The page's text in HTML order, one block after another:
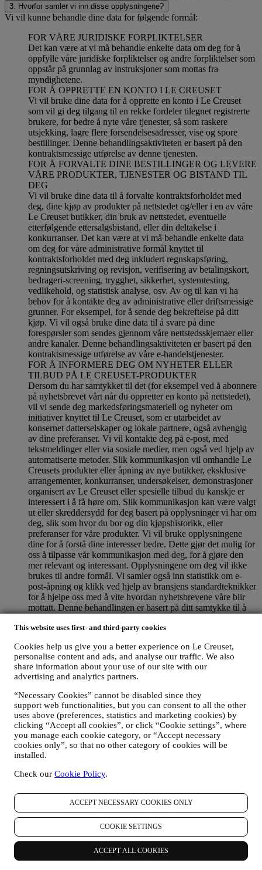
This website uses first- and third-party cookies
Cookies help us give you a better experience on Le Creuset,
personalise content and ads, and analyse our traffic. We also
share information about your use of our site with our
advertising and analytics partners.
“Necessary Cookies” cannot be disabled since they
support web functionalities, but you can consent to all the other
uses above (preferences, statistics and marketing cookies) by
clicking “Accept all cookies”, or click “Cookie settings”, where
you manage each cookie category, or “Accept necessary
cookies only”, so that no other category of cookies will be
installed.
Check our Cookie Policy.
ACCEPT NECESSARY COOKIES ONLY
COOKIE SETTINGS
ACCEPT ALL COOKIES
3. Hvorfor samler vi inn disse opplysningene?
Vi vil kunne behandle dine data for følgende formål:
FOR VÅRE JURIDISKE FORPLIKTELSER
Det kan være at vi må behandle enkelte data om deg for å
oppfylle våre juridiske forpliktelser og andre forpliktelser som
oppstår på grunnlag av instruksjoner som mottas fra
myndighetene.
FOR Å OPPRETTE EN KONTO I LE CREUSET
Vi vil bruke dine data for å opprette en konto i Le Creuset
som vil gi deg tilgang til en rekke fordeler tilegnet registrerte
brukere, for bedre å nyte våre tjenester, så som raskere
utsjekking, lagre flere forsendelsesadresser, vise og spore
bestillinger. Denne behandlingsaktiviteten er basert på den
kontraktsmessige utførelse av denne tjenesten.
FOR Å FORVALTE DINE BESTILLINGER OG LEVERE
VÅRE PRODUKTER, TJENESTER OG BISTAND TIL
DEG
Vi vil bruke dine data til å forvalte kontraktsforholdet med
deg, dine kjøp av produkter på nettstedet og/eller i en av våre
Le Creuset butikker, din bruk av nettstedet, eventuelle
etterfølgende ettersalgsbistand, eller din deltakelse i
konkurranser. Det kan være at vi må behandle enkelte data
om deg for våre administrative formål knyttet til
kontraktsforholdet med deg inkludert regnskapsføring,
regningsutskriving og revisjon, verifisering av betalingskort,
bedrageri-screening, trygghet, sikkerhet, systemtesting,
vedlikehold, og statistisk analyse, osv. Av og til kan vi ha
behov for å kontakte deg av administrative eller driftsmessige
grunner. For eksempel, for å sende deg bekreftelse på ditt
kjøp. Vi vil også bruke dine data til å svare på dine
forespørsler som sendes gjennom våre nettstedsskjemaer eller
andre kanaler. Denne behandlingsaktiviteten er basert på den
kontraktsmessige utførelse av våre e-handelstjenester.
FOR Å INFORMERE DEG OM NYHETER ELLER
TILBUD PÅ LE CREUSET-PRODUKTER
Dersom du har samtykket til det (for eksempel ved å abonnere
på nyhetsbrevet vårt når du oppretter en konto på nettstedet),
vil vi sende deg markedsføringsmateriell og nyheter om
initiativer knyttet til Le Creuset, som er utarbeidet av
konsernet datterselskaper og lokale partnere, også avhengig
av dine preferanser. Vi vil kontakte deg på e-post, med
tekstmeldinger eller via sosiale medier, men også ved hjelp av
automatiserte metoder. Slik kommunikasjon vil omhandle Le
Creusets produkter eller åpning av nye butikker, eksklusive
arrangementer, konkurranser, undersøkelser, demonstrasjoner
organisert av Le Creuset eller spesielle tilbud du kanskje er
interessert i å få høre om. Slik kommunikasjon kan være valgt
ut eller skreddersydd for deg basert på opplysninger vi har om
deg, slik som hvor du bor og din kjøpshistorikk, eller
preferanser for våre produkter. Vi vil bruke opplysningene
dine for å forstå dine interesser bedre. Dette gjør det mulig for
oss å tilpasse vår kommunikasjon med deg, for å gjøre den
mer relevant og interessant. Opplysningene om deg vil ikke
brukes til andre formål. Vi samler også inn statistikk om e-
post-åpning og klikk ved hjelp av bransjens standardteknikker
for å hjelpe oss med å vite hvordan nyhetsbrevene våre blir
mottatt. Denne behandlingen er basert på ditt samtykke til å
velger selv hvilke personlige opplysninger som samles inn,
kan når som helst slutte å motta oppdateringer fra oss, gratis,
ved å klikke på avmeldingsknappen nederst i et nyhetsbrev.
Hvis du foretrekker det, kan du gjøre dette ved å kontakte oss
påprivacy@lecreuset.com. Vi vil behandle avmeldingen din
så snart som mulig, men under visse omstendigheter vil du
kunne motta flere meldinger før avmeldingen er
ferdigbehandlet.Merk deg at vi ikke selger eller gir dine
kontaktopplysninger og andre personopplysninger videre til
andre selskaper for deres markedsføringsformål.
RE-TARGETING / SKREDDERSYING AV TILBUD OG
FORBEDRING AV KUNDEOPPLEVELSEN
tjenestene og tilbudene våre til dine behov og preferanser for å
Vi gjør dette ved å analysere dine vaner og interesser, for
eksempel ved å finne ut hvilke produkter du har sett mest på,
din interaksjon med oss på sosiale medier, hvilke sider på
nettstedet vårt du besøker og hvilket innhold blant tilbudene
våre du leser. Vi gjør dette hovedsakelig gjennom
informasjonskapsler og tilsvarende teknologi. Vi vil bruke
disse opplysningene til å administrere vår annonsering på